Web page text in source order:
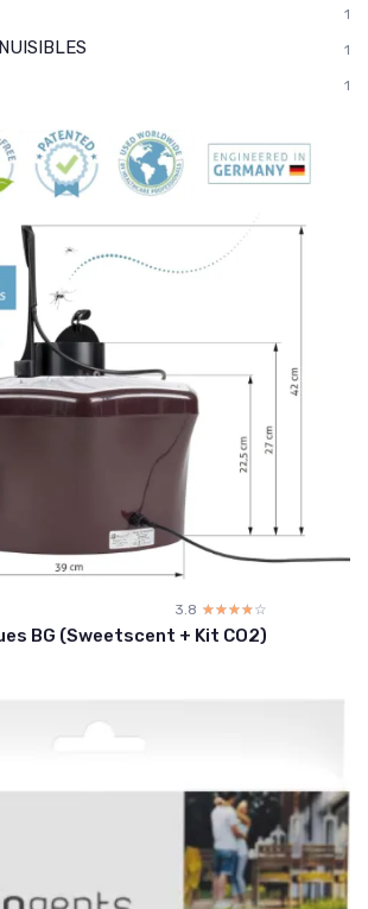
1
1
1
3.8 ☆☆☆☆☆
★★★★★
BG (Sweetscent + Kit CO2)